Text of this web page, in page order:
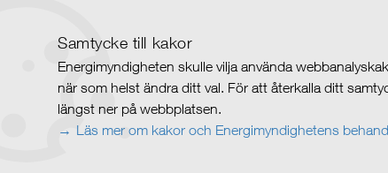
Samtycke till kakor
Energimyndigheten skulle vilja använda
när som helst ändra ditt val. För att återkalla ditt
längst ner på webbplatsen.
Läs mer om kakor och Energimyndighetens